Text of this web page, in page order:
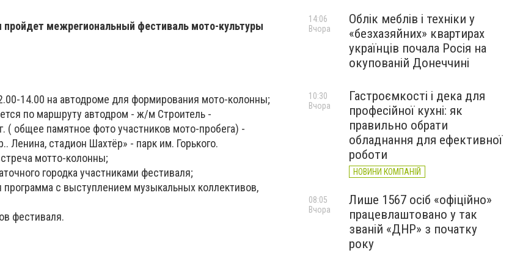
пройдет межрегиональный фестиваль мото-культуры
14.00 на автодроме для формирования мото-колонны;
по маршруту автодром - ж/м Строитель -
( общее памятное фото участников мото-пробега) -
Ленина, стадион Шахтёр» - парк им. Горького.
мотто-колонны;
городка участниками фестиваля;
программа с выступлением музыкальных коллективов,
фестиваля.
Облік меблів і техніки у
«безхазяйних» квартирах
українців почала Росія на
окупованій Донеччині
14:06
Вчора
Гастроємкості і дека для
професійної кухні: як
правильно обрати
обладнання для ефективної
роботи
НОВИНИ КОМПАНІЙ
10:30
Вчора
Лише 1567 осіб «офіційно»
працевлаштовано у так
званій «ДНР» з початку
року
08:05
Вчора